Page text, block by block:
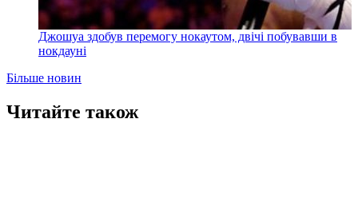
Джошуа здобув перемогу нокаутом, двічі побувавши в
нокдауні
Більше новин
Читайте також